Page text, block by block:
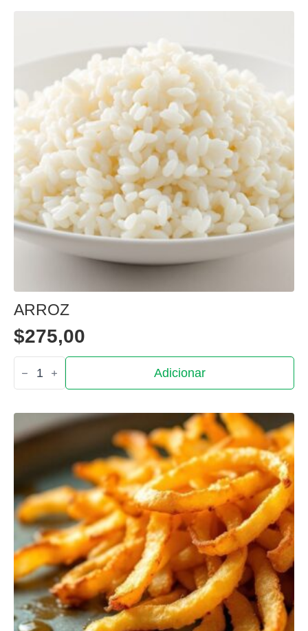
ARROZ
$275,00
Quantidade
de
Arroz
Adicionar